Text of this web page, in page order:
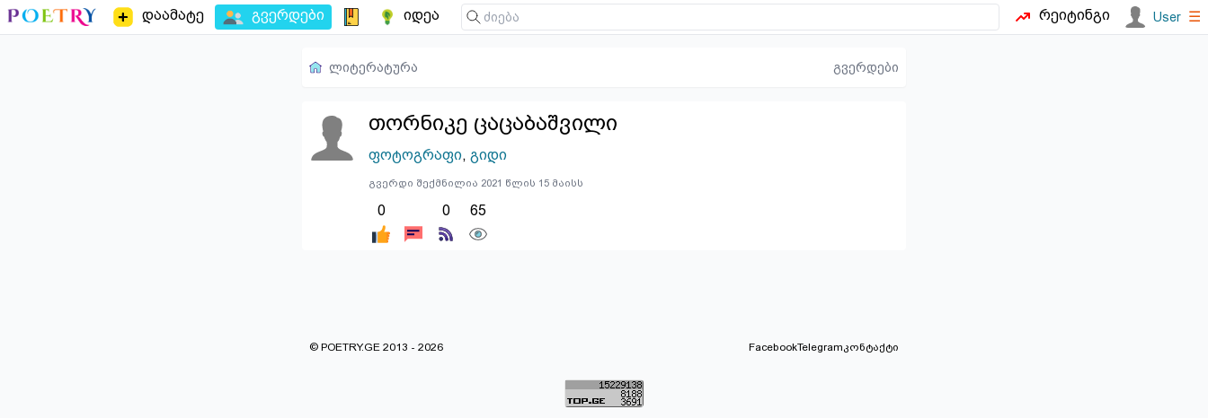
დაამატე გვერდები იდეა რეიტინგი User ☰
ლიტერატურა გვერდები
თორნიკე ცაცაბაშვილი
ფოტოგრაფი, გიდი
გვერდი შექმნილია 2021 წლის 15 მაისს
0 0 65
© POETRY.GE 2013 - 2026 FacebookTelegramკონტაქტი